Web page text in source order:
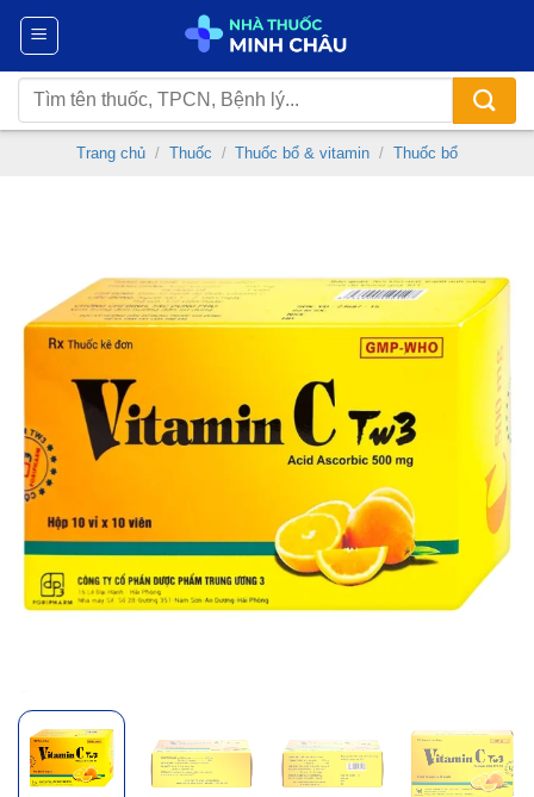
Chuyển
nội
dung
Tìm
kiếm:
Trang chủ / Thuốc / Thuốc bổ & vitamin / Thuốc bổ